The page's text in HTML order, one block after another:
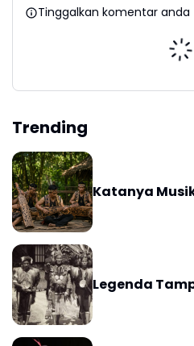
Tinggalkan komentar anda
Trending
Katanya
Legenda